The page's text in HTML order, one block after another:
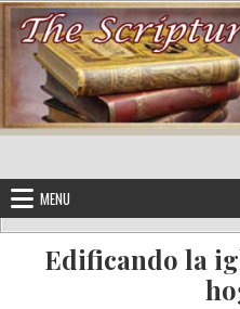
Skip to content
MENU
Edificando la